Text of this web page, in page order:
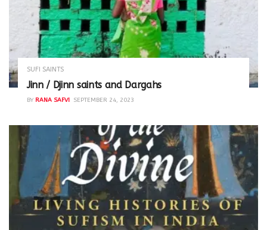
SUFI SAINTS
Jinn / Djinn saints and Dargahs
BY RANA SAFVI SEPTEMBER 24, 2023